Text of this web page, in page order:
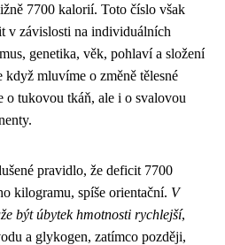
7700 kalorií. Toto číslo však
v závislosti na individuálních
genetika, věk, pohlaví a složení
když mluvíme o změně tělesné
o tukovou tkáň, ale i o svalovou
pravidlo, že deficit 7700
kilogramu, spíše orientační. V
být úbytek hmotnosti rychlejší,
a glykogen, zatímco později,